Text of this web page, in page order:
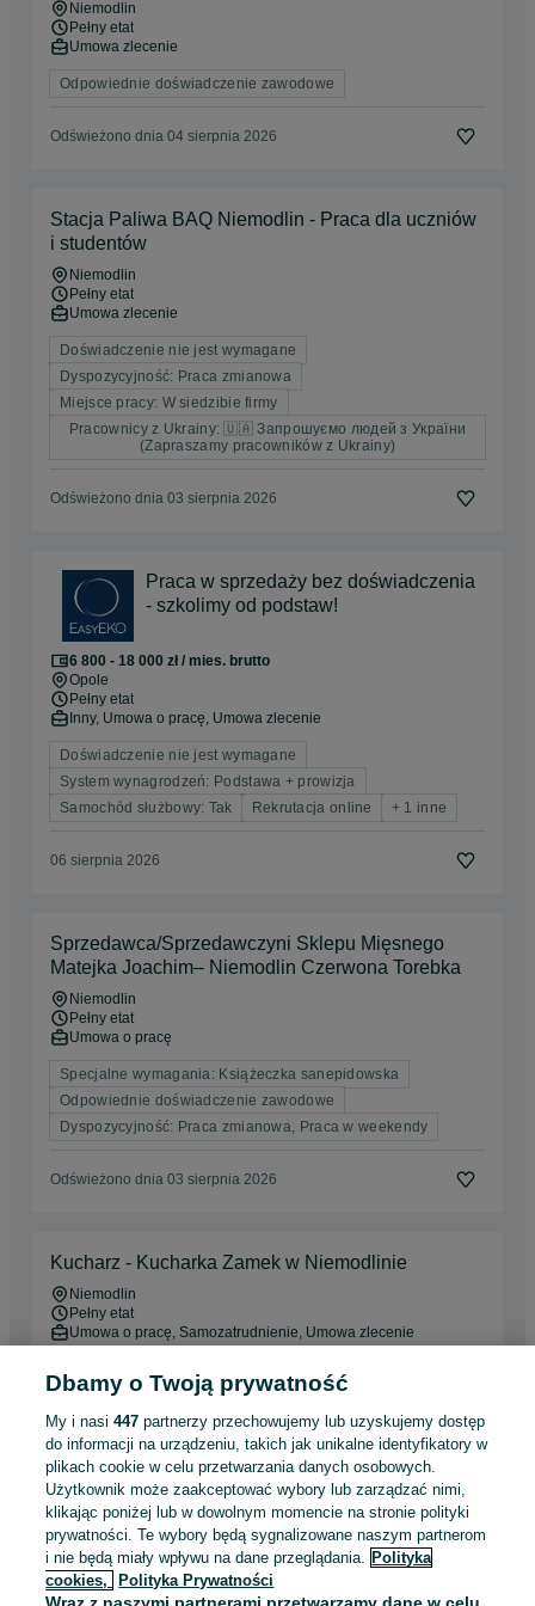
Niemodlin
Pełny etat
Umowa zlecenie
Odpowiednie doświadczenie zawodowe
Odświeżono dnia 04 sierpnia 2026
Stacja Paliwa BAQ Niemodlin - Praca dla uczniów
i studentów
Niemodlin
Pełny etat
Umowa zlecenie
Doświadczenie nie jest wymagane
Dyspozycyjność: Praca zmianowa
Miejsce pracy: W siedzibie firmy
Pracownicy z Ukrainy: 🇺🇦 Запрошуємо людей з України
(Zapraszamy pracowników z Ukrainy)
Odświeżono dnia 03 sierpnia 2026
Praca w sprzedaży bez doświadczenia
- szkolimy od podstaw!
6 800 - 18 000 zł / mies. brutto
Opole
Pełny etat
Inny, Umowa o pracę, Umowa zlecenie
Doświadczenie nie jest wymagane
System wynagrodzeń: Podstawa + prowizja
Samochód służbowy: Tak
Rekrutacja online + 1 inne
06 sierpnia 2026
Sprzedawca/Sprzedawczyni Sklepu Mięsnego
Matejka Joachim– Niemodlin Czerwona Torebka
Niemodlin
Pełny etat
Umowa o pracę
Specjalne wymagania: Książeczka sanepidowska
Odpowiednie doświadczenie zawodowe
Dyspozycyjność: Praca zmianowa, Praca w weekendy
Odświeżono dnia 03 sierpnia 2026
Kucharz - Kucharka Zamek w Niemodlinie
Niemodlin
Pełny etat
Umowa o pracę, Samozatrudnienie, Umowa zlecenie
Odpowiednie doświadczenie zawodowe
Miejsce pracy: W siedzibie firmy
Odświeżono dnia 21 lipca 2026
Kierowca kat.B. _ lokalna Hurtownia Nysa.
5 500 - 8 500 zł / mies. brutto
Dbamy o Twoją prywatność
My i nasi447 partnerzy przechowujemy lub uzyskujemy dostęp
do informacji na urządzeniu, takich jak unikalne identyfikatory w
plikach cookie w celu przetwarzania danych osobowych.
Użytkownik może zaakceptować wybory lub zarządzać nimi,
klikając poniżej lub w dowolnym momencie na stronie polityki
prywatności. Te wybory będą sygnalizowane naszym partnerom
i nie będą miały wpływu na dane przeglądania. Polityka
cookies,
Polityka Prywatności